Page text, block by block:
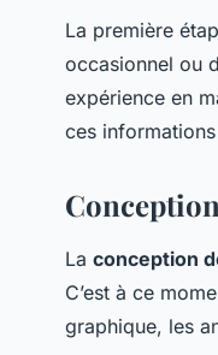
La première
occasionnel ou
expérience en
ces
La conception
C’est à ce
graphique, les